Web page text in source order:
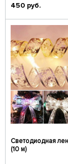
450 руб.
Светодиодная
(10 м)